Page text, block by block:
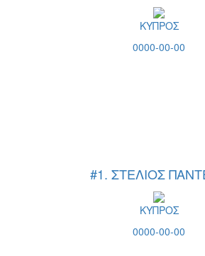
ΚΥΠΡΟΣ
0000-00-00
#1. ΣΤΕΛΙΟΣ
ΚΥΠΡΟΣ
0000-00-00